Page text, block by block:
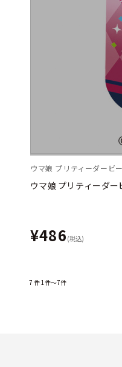
ウマ娘 プリティーダービー
ウマ娘 プリティーダ
¥486 (税込)
7 件1件～7件